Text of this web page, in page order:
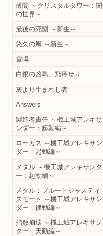
薄闇 ～クリスタルタワー：闇
の世界～
最後の死闘 ～新生～
悠久の風 ～新生～
雷鳴
白銀の凶鳥、飛翔せり
灰より生まれし者
Answers
製造者責任 ～機工城アレキサ
ンダー：起動編～
ローカス ～機工城アレキサン
ダー：起動編～
メタル ～機工城アレキサンダ
ー：起動編～
メタル：ブルートジャスティ
スモード ～機工城アレキサン
ダー：律動編～
指数崩壊 ～機工城アレキサン
ダー：天動編～